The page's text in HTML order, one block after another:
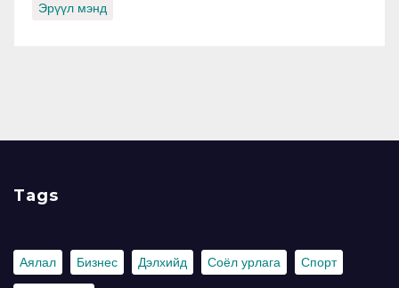
Эрүүл мэнд
Tags
Аялал Бизнес Дэлхийд Соёл урлага Спорт